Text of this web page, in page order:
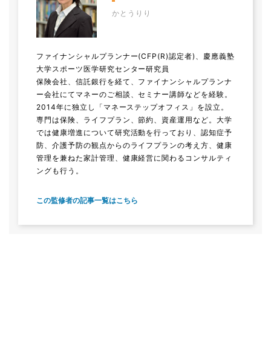
かとうりり
ファイナンシャルプランナー(CFP(R)認定者)、慶應義塾
大学スポーツ医学研究センター研究員
保険会社、信託銀行を経て、ファイナンシャルプランナ
ー会社にてマネーのご相談、セミナー講師などを経験。
2014年に独立し「マネーステップオフィス」を設立。
専門は保険、ライフプラン、節約、資産運用など。大学
では健康増進について研究活動を行っており、認知症予
防、介護予防の観点からのライフプランの考え方、健康
管理を兼ねた家計管理、健康経営に関わるコンサルティ
ングも行う。
この監修者の記事一覧はこちら